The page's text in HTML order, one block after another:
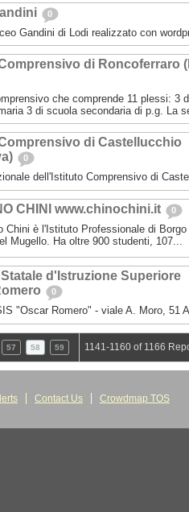
0
Gandini di Lodi realizzato con
di Roncoferraro
che comprende 11 plessi: 3
3 di scuola secondaria di p.g. La
di Castellucchio
0
dell'Istituto Comprensivo di
CHINI www.chinochini.it 0
Chini è l'Istituto Professionale di
Mugello. Ha oltre 900 studenti, 107...
Statale d'Istruzione Superiore
0
"Oscar Romero" - viale A. Moro, 51
57 58 59 1141-1160 of 1166
Contact Us Crowdmap TOS